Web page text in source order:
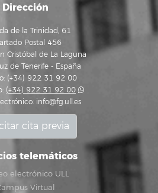
Dirección
de la Trinidad, 61
Postal 456
Cristóbal de La Laguna
de Tenerife - España
(+34) 922 31 92 00
(+34) 922 31 92 00
info@fg.ull.es
cita previa
telemáticos
electrónico ULL
Virtual